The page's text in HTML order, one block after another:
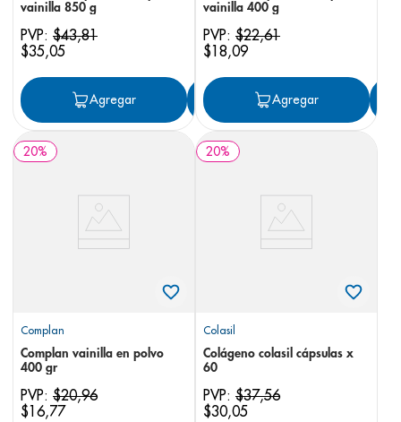
vainilla 850 g
PVP: $43,81
$35,05
Agregar Agregar
vainilla 400 g
PVP: $22,61
$18,09
Agregar
20%
Complan
Complan vainilla en polvo
400 gr
PVP: $20,96
$16,77
20%
Colasil
Colágeno colasil cápsulas x
60
PVP: $37,56
$30,05